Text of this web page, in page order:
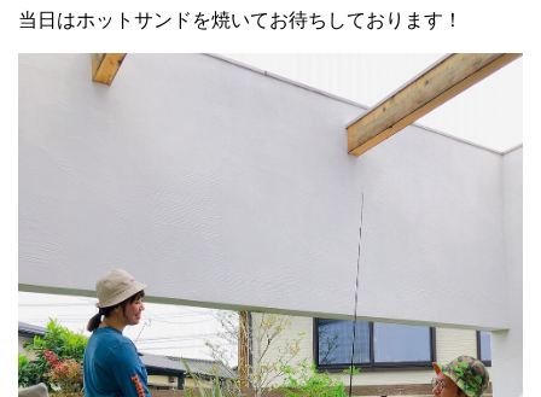
当日はホットサンドを焼いてお待ちしております！